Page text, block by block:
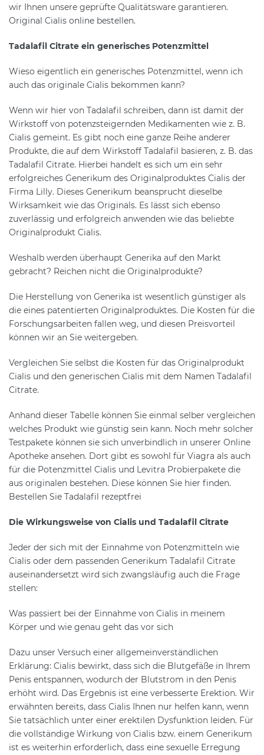
wir Ihnen unsere geprüfte Qualitätsware garantieren.
Original Cialis online bestellen.
Tadalafil Citrate ein generisches Potenzmittel
Wieso eigentlich ein generisches Potenzmittel, wenn ich
auch das originale Cialis bekommen kann?
Wenn wir hier von Tadalafil schreiben, dann ist damit der
Wirkstoff von potenzsteigernden Medikamenten wie z. B.
Cialis gemeint. Es gibt noch eine ganze Reihe anderer
Produkte, die auf dem Wirkstoff Tadalafil basieren, z. B. das
Tadalafil Citrate. Hierbei handelt es sich um ein sehr
erfolgreiches Generikum des Originalproduktes Cialis der
Firma Lilly. Dieses Generikum beansprucht dieselbe
Wirksamkeit wie das Originals. Es lässt sich ebenso
zuverlässig und erfolgreich anwenden wie das beliebte
Originalprodukt Cialis.
Weshalb werden überhaupt Generika auf den Markt
gebracht? Reichen nicht die Originalprodukte?
Die Herstellung von Generika ist wesentlich günstiger als
die eines patentierten Originalproduktes. Die Kosten für die
Forschungsarbeiten fallen weg, und diesen Preisvorteil
können wir an Sie weitergeben.
Vergleichen Sie selbst die Kosten für das Originalprodukt
Cialis und den generischen Cialis mit dem Namen Tadalafil
Citrate.
Anhand dieser Tabelle können Sie einmal selber vergleichen
welches Produkt wie günstig sein kann. Noch mehr solcher
Testpakete können sie sich unverbindlich in unserer Online
Apotheke ansehen. Dort gibt es sowohl für Viagra als auch
für die Potenzmittel Cialis und Levitra Probierpakete die
aus originalen bestehen. Diese können Sie hier finden.
Bestellen Sie Tadalafil rezeptfrei
Die Wirkungsweise von Cialis und Tadalafil Citrate
Jeder der sich mit der Einnahme von Potenzmitteln wie
Cialis oder dem passenden Generikum Tadalafil Citrate
auseinandersetzt wird sich zwangsläufig auch die Frage
stellen:
Was passiert bei der Einnahme von Cialis in meinem
Körper und wie genau geht das vor sich
Dazu unser Versuch einer allgemeinverständlichen
Erklärung: Cialis bewirkt, dass sich die Blutgefäße in Ihrem
Penis entspannen, wodurch der Blutstrom in den Penis
erhöht wird. Das Ergebnis ist eine verbesserte Erektion. Wir
erwähnten bereits, dass Cialis Ihnen nur helfen kann, wenn
Sie tatsächlich unter einer erektilen Dysfunktion leiden. Für
die vollständige Wirkung von Cialis bzw. einem Generikum
ist es weiterhin erforderlich, dass eine sexuelle Erregung